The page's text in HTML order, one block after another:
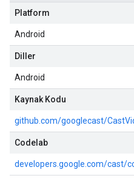
Platform
Android
Diller
Android
Kaynak Kodu
github.com/googlecast/
Codelab
developers.google.com/cast/